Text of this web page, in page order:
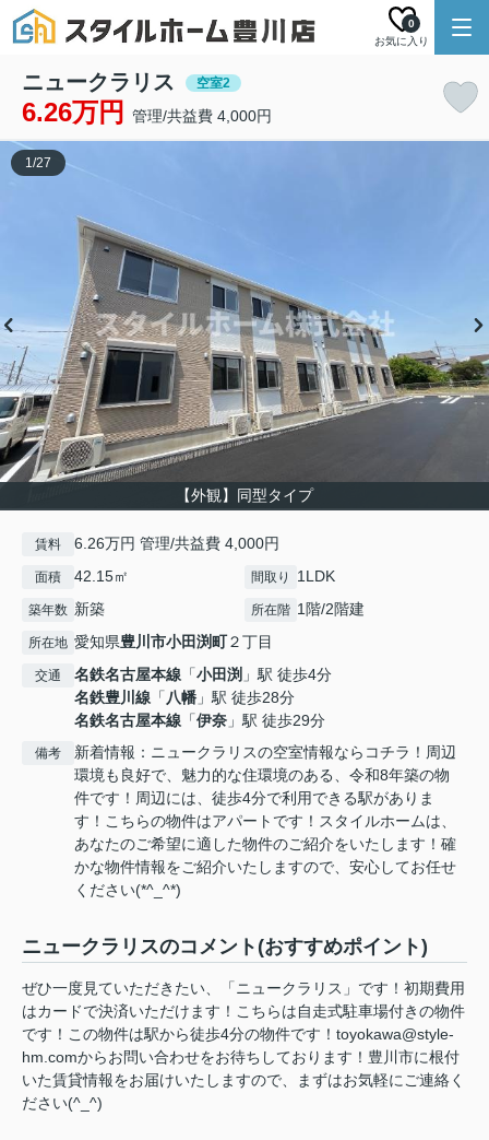
お気に入り
0
ニュークラリス 空室2
6.26万円 管理/共益費 4,000円
【外観】同型タイプ
1/27
賃料 6.26万円 管理/共益費 4,000円
面積 42.15㎡ 間取り 1LDK
築年数 新築 所在階 1階/2階建
所在地 愛知県豊川市小田渕町２丁目
交通 名鉄名古屋本線 「小田渕 」駅 徒歩4分
名鉄豊川線 「八幡 」駅 徒歩28分
名鉄名古屋本線 「伊奈 」駅 徒歩29分
備考
新着情報：ニュークラリスの空室情報ならコチラ！周辺
環境も良好で、魅力的な住環境のある、令和8年築の物
件です！周辺には、徒歩4分で利用できる駅がありま
す！こちらの物件はアパートです！スタイルホームは、
あなたのご希望に適した物件のご紹介をいたします！確
かな物件情報をご紹介いたしますので、安心してお任せ
ください(*^_^*)
ニュークラリスのコメント(おすすめポイント)
ぜひ一度見ていただきたい、「ニュークラリス」です！初期費用
はカードで決済いただけます！こちらは自走式駐車場付きの物件
です！この物件は駅から徒歩4分の物件です！toyokawa@style-
hm.comからお問い合わせをお待ちしております！豊川市に根付
いた賃貸情報をお届けいたしますので、まずはお気軽にご連絡く
ださい(^_^)